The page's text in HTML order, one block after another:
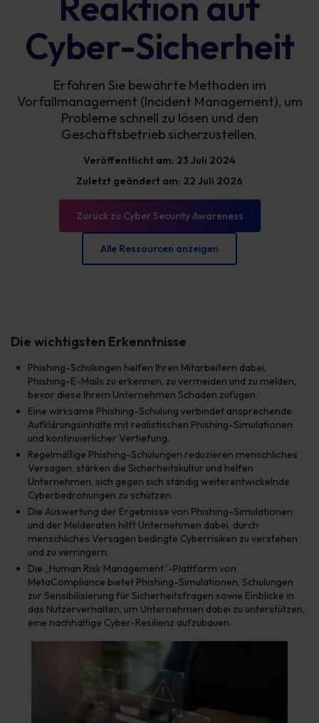
Cyber-Sicherheit
Erfahren Sie bewährte Methoden im
Vorfallmanagement (Incident Management), um
Probleme schnell zu lösen und den
Geschäftsbetrieb sicherzustellen.
Veröffentlicht am: 23 Juli 2024
Zuletzt geändert am: 22 Juli 2026
Zurück zu Cyber Security Awareness
Alle Ressourcen anzeigen
Die wichtigsten Erkenntnisse
Phishing-Schulungen helfen Ihren Mitarbeitern dabei,
Phishing-E-Mails zu erkennen, zu vermeiden und zu melden,
bevor diese Ihrem Unternehmen Schaden zufügen.
Eine wirksame Phishing-Schulung verbindet ansprechende
Aufklärungsinhalte mit realistischen Phishing-Simulationen
und kontinuierlicher Vertiefung.
Regelmäßige Phishing-Schulungen reduzieren menschliches
Versagen, stärken die Sicherheitskultur und helfen
Unternehmen, sich gegen sich ständig weiterentwickelnde
Cyberbedrohungen zu schützen.
Die Auswertung der Ergebnisse von Phishing-Simulationen
und der Melderaten hilft Unternehmen dabei, durch
menschliches Versagen bedingte Cyberrisiken zu verstehen
und zu verringern.
Die „Human Risk Management“-Plattform von
MetaCompliance bietet Phishing-Simulationen, Schulungen
zur Sensibilisierung für Sicherheitsfragen sowie Einblicke in
das Nutzerverhalten, um Unternehmen dabei zu unterstützen,
eine nachhaltige Cyber-Resilienz aufzubauen.